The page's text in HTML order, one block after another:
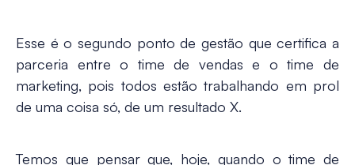
Esse é o segundo ponto de gestão que certifica a
parceria entre o time de vendas e o time de
marketing, pois todos estão trabalhando em prol
de uma coisa só, de um resultado X.
Temos que pensar que, hoje, quando o time de